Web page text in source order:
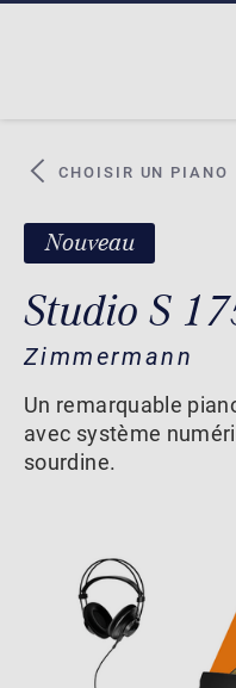
CHOISIR UN PIANO
Nouveau
Studio S
Zimmermann
Un remarquable
avec système
sourdine.